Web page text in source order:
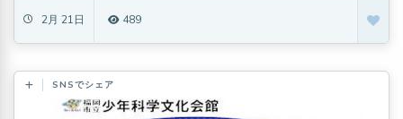
2月 21日 489
SNSでシェア